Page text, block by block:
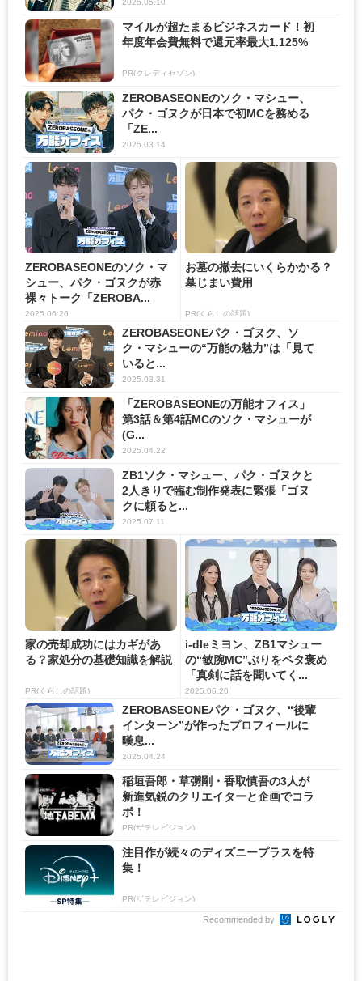
2025.05.10
マイルが超たまるビジネスカード！初
年度年会費無料で還元率最大1.125%
PR(クレディセゾン)
ZEROBASEONEのソク・マシュー、
パク・ゴヌクが日本で初MCを務める
「ZE...
2025.03.14
ZEROBASEONEのソク・マ
シュー、パク・ゴヌクが赤
裸々トーク「ZEROBA...
2025.06.26
お墓の撤去にいくらかかる？
墓じまい費用
PR(くらしの話題)
ZEROBASEONEパク・ゴヌク、ソ
ク・マシューの“万能の魅力”は「見て
いると...
2025.03.31
「ZEROBASEONEの万能オフィス」
第3話＆第4話MCのソク・マシューが
(G...
2025.04.22
ZB1ソク・マシュー、パク・ゴヌクと
2人きりで臨む制作発表に緊張「ゴヌ
クに頼ると...
2025.07.11
家の売却成功にはカギがあ
る？家処分の基礎知識を解説
PR(くらしの話題)
i-dleミヨン、ZB1マシュー
の“敏腕MC”ぶりをベタ褒め
「真剣に話を聞いてく...
2025.06.20
ZEROBASEONEパク・ゴヌク、“後輩
インターン”が作ったプロフィールに
嘆息...
2025.04.24
稲垣吾郎・草彅剛・香取慎吾の3人が
新進気鋭のクリエイターと企画でコラ
ボ！
PR(ザテレビジョン)
注目作が続々のディズニープラスを特
集！
PR(ザテレビジョン)
Recommended by